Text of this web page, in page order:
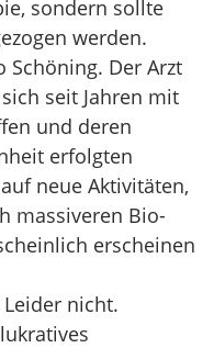
sondern sollte
werden.
Schöning. Der Arzt
seit Jahren mit
und deren
erfolgten
neue Aktivitäten,
massiveren Bio-
erscheinen
nicht.